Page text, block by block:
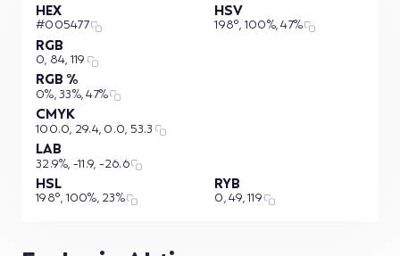
HEX
#005477
RGB
0, 84, 119
RGB %
0%, 33%, 47%
CMYK
100.0, 29.4, 0.0, 53.3
LAB
32.9%, -11.9, -26.6
HSL
198°, 100%, 23%
HSV
198°, 100%, 47%
RYB
0, 49, 119